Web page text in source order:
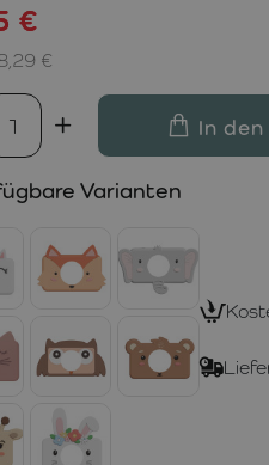
€
€
In
Varianten